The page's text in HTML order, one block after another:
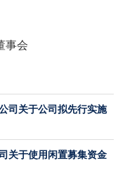
事会
司关于公司拟先行实施
关于使用闲置募集资金